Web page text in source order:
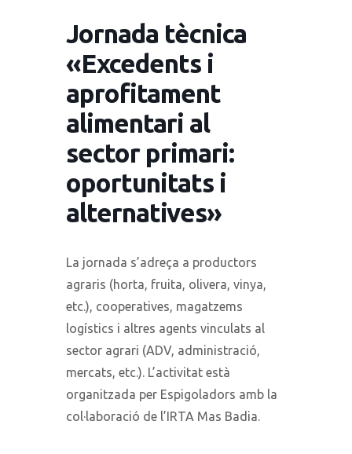
Jornada tècnica
«Excedents i
aprofitament
alimentari al
sector primari:
oportunitats i
alternatives»
La jornada s’adreça a productors
agraris (horta, fruita, olivera, vinya,
etc.), cooperatives, magatzems
logístics i altres agents vinculats al
sector agrari (ADV, administració,
mercats, etc.). L’activitat està
organitzada per Espigoladors amb la
col·laboració de l’IRTA Mas Badia.